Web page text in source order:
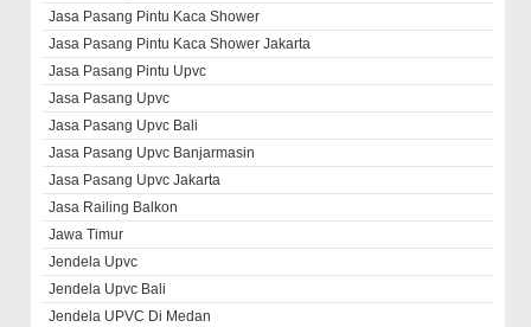
Jasa Pasang Pintu Kaca Shower
Jasa Pasang Pintu Kaca Shower Jakarta
Jasa Pasang Pintu Upvc
Jasa Pasang Upvc
Jasa Pasang Upvc Bali
Jasa Pasang Upvc Banjarmasin
Jasa Pasang Upvc Jakarta
Jasa Railing Balkon
Jawa Timur
Jendela Upvc
Jendela Upvc Bali
Jendela UPVC Di Medan